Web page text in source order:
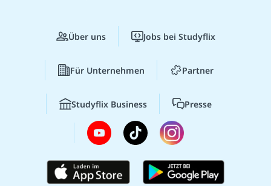
Über uns Jobs bei Studyflix
Für Unternehmen Partner
Studyflix Business Presse